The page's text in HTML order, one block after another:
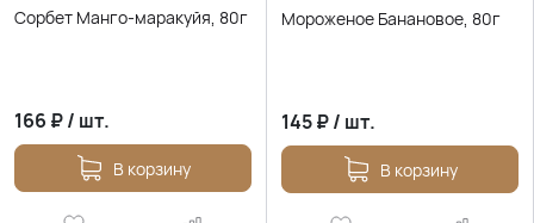
Сорбет Манго-маракуйя, 80г
166 ₽/ шт.
В корзину
Мороженое Банановое, 80г
145₽/ шт.
В корзину